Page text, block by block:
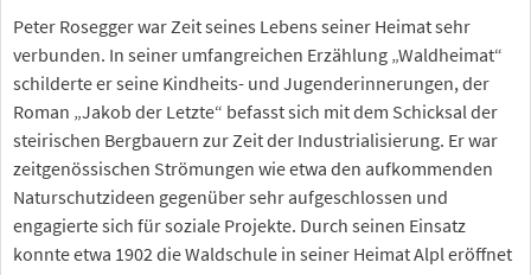
Peter Rosegger war Zeit seines Lebens seiner Heimat sehr
verbunden. In seiner umfangreichen Erzählung „Waldheimat“
schilderte er seine Kindheits- und Jugenderinnerungen, der
Roman „Jakob der Letzte“ befasst sich mit dem Schicksal der
steirischen Bergbauern zur Zeit der Industrialisierung. Er war
zeitgenössischen Strömungen wie etwa den aufkommenden
Naturschutzideen gegenüber sehr aufgeschlossen und
engagierte sich für soziale Projekte. Durch seinen Einsatz
konnte etwa 1902 die Waldschule in seiner Heimat Alpl eröffnet